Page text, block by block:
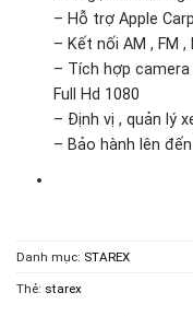
– Hỗ trợ Apple
– Kết nối AM , FM
– Tích hợp camera
Full Hd 1080
– Định vị , quản lý
– Bảo hành lên
Danh mục: STAREX
Thẻ: starex